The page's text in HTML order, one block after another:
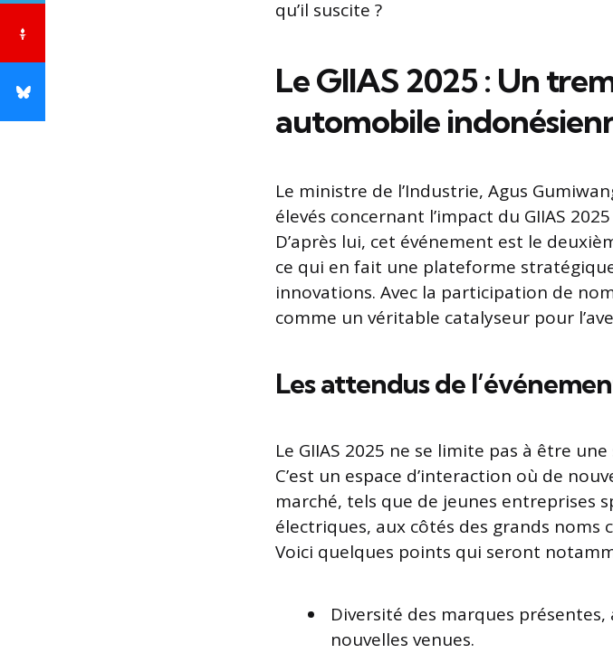
qu’il suscite ?
Le GIIAS 2025 : Un
automobile
Le ministre de l’Industrie, Agus
élevés concernant l’impact du GIIAS
D’après lui, cet événement est le
ce qui en fait une plateforme
innovations. Avec la participation de
comme un véritable catalyseur pour
Les attendus de
Le GIIAS 2025 ne se limite pas à être
C’est un espace d’interaction où de
marché, tels que de jeunes entreprises
électriques, aux côtés des grands noms
Voici quelques points qui seront
Diversité des marques
nouvelles venues.